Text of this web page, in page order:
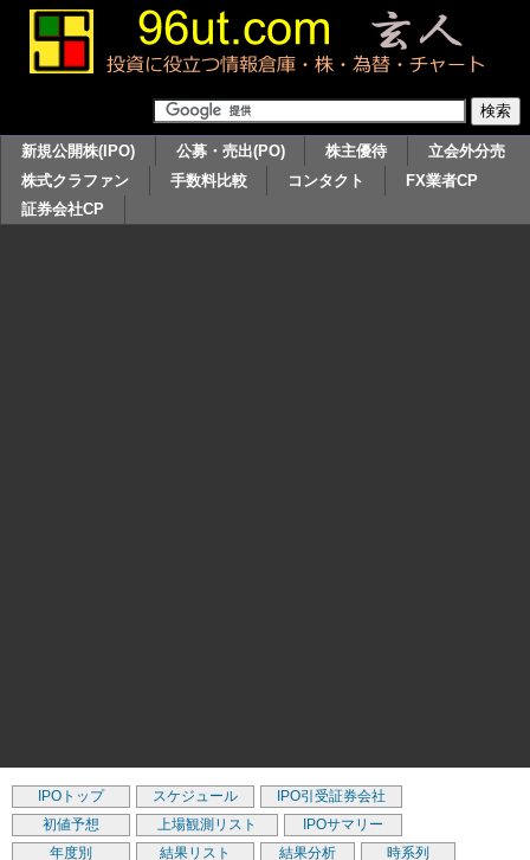
新規公開株(IPO) 公募・売出(PO) 株主優待
立会外分売
株式クラファン
手数料比較 コンタクト
FX業者CP
証券会社CP
IPOトップ スケジュール
IPO引受証券会社
初値予想
上場観測リスト
IPOサマリー
年度別
結果リスト 結果分析
時系列